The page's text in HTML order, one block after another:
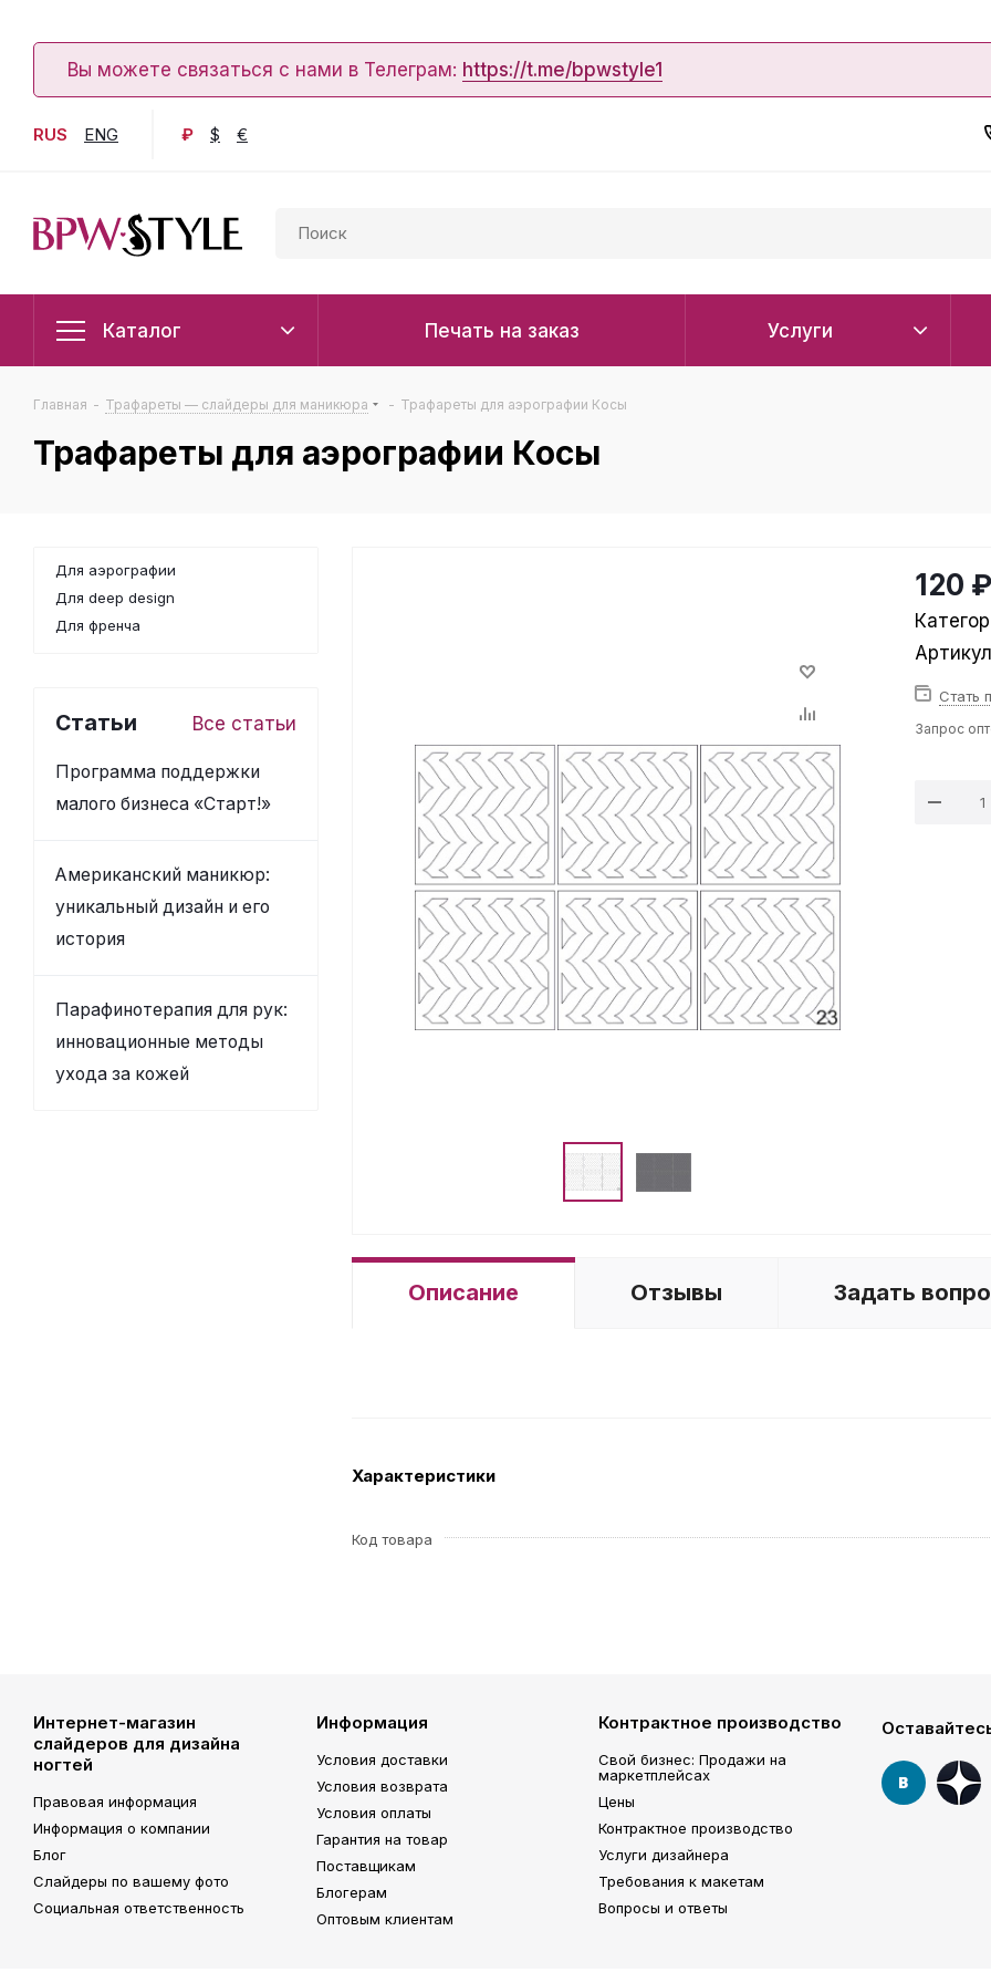
Вы можете связаться с нами в Телеграм: https://t.me/bpwstyle1
RUS ENG ₽ $ €
Каталог Печать на заказ Услуги
Главная - Трафареты — слайдеры для маникюра - Трафареты для аэрографии Косы
Трафареты для аэрографии Косы
120 ₽
Стать
Запрос
Описание Отзывы Задать
Характеристики
Код товара
Для аэрографии
Для deep design
Для френча
Статьи Все статьи
Программа поддержки
малого бизнеса «Старт!»
Американский маникюр:
уникальный дизайн и его
история
Парафинотерапия для рук:
инновационные методы
ухода за кожей
Интернет-магазин
слайдеров для дизайна
ногтей
Правовая информация
Информация о компании
Блог
Слайдеры по вашему фото
Социальная ответственность
Информация
Условия доставки
Условия возврата
Условия оплаты
Гарантия на товар
Поставщикам
Блогерам
Оптовым клиентам
Контрактное производство
Свой бизнес: Продажи на
маркетплейсах
Цены
Контрактное производство
Услуги дизайнера
Требования к макетам
Вопросы и ответы